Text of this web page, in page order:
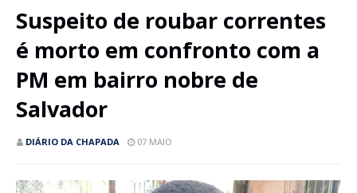
Suspeito de roubar correntes
é morto em confronto com a
PM em bairro nobre de
Salvador
DIÁRIO DA CHAPADA 07 MAIO